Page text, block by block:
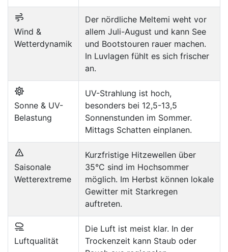
Wind &
Wetterdynamik
Der nördliche Meltemi weht vor
allem Juli-August und kann See
und Bootstouren rauer machen.
In Luvlagen fühlt es sich frischer
an.
Sonne & UV-
Belastung
UV-Strahlung ist hoch,
besonders bei 12,5-13,5
Sonnenstunden im Sommer.
Mittags Schatten einplanen.
Saisonale
Wetterextreme
Kurzfristige Hitzewellen über
35°C sind im Hochsommer
möglich. Im Herbst können lokale
Gewitter mit Starkregen
auftreten.
Luftqualität
Die Luft ist meist klar. In der
Trockenzeit kann Staub oder